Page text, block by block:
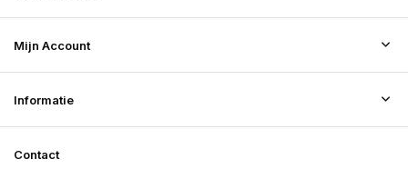
Mijn Account
Informatie
Contact